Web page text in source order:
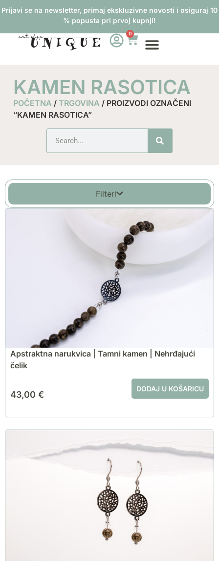
Prijavi se na newsletter, primaj ekskluzivne novosti i osiguraj 10
% popusta pri prvoj kupnji!
0
KAMEN RASOTICA
POČETNA /TRGOVINA / PROIZVODI OZNAČENI
“KAMEN RASOTICA”
Filteri
Apstraktna narukvica | Tamni kamen | Nehrđajući
čelik
43,00 €
DODAJ U KOŠARICU